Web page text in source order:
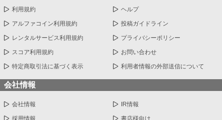
利用規約 ヘルプ
アルファコイン利用規約 投稿ガイドライン
レンタルサービス利用規約 プライバシーポリシー
スコア利用規約 お問い合わせ
特定商取引法に基づく表示 利用者情報の外部送信について
会社情報
会社情報 IR情報
採用情報 書店様向け